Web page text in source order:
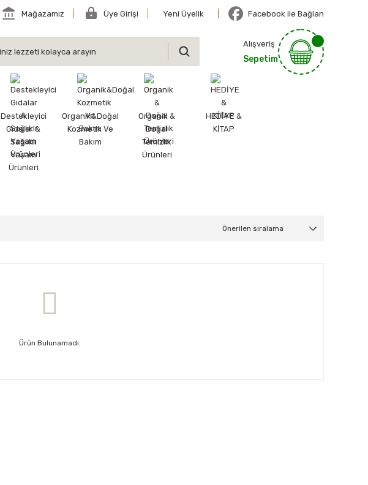
Mağazamız Üye Girişi Yeni Üyelik Facebook ile Bağlan
Alışveriş
Sepetim
Destekleyici
Gıdalar &
Sağlıklı
Yaşam
Ürünleri
Organik&Doğal
Kozmetik Ve
Bakım
Organik &
Doğal
Temizlik
Ürünleri
HEDİYE &
KİTAP
Ürün Bulunamadı.